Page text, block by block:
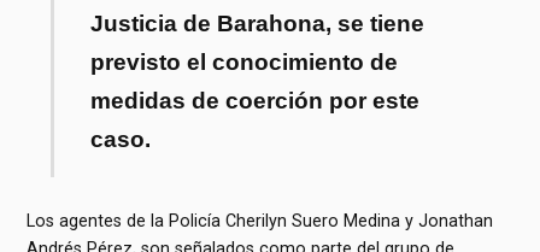
Justicia de Barahona, se tiene
previsto el conocimiento de
medidas de coerción por este
caso.
Los agentes de la Policía Cherilyn Suero Medina y Jonathan